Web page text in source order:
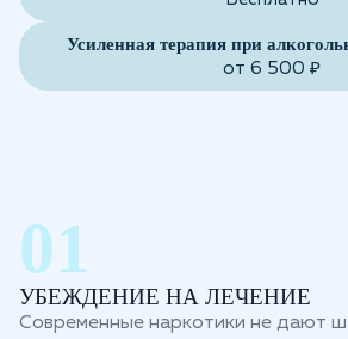
Усиленная терапия при
от 6 500 ₽
УБЕЖДЕНИЕ НА ЛЕЧЕНИЕ
Современные наркотики не дают